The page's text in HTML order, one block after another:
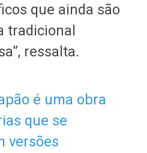
que ainda são
tradicional
ressalta.
é uma obra
que se
versões